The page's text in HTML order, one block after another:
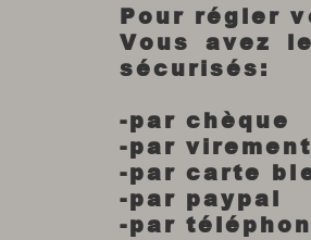
Pour régler
Vous avez
sécurisés:
-par chèque
-par virement
-par carte
-par paypal
-par